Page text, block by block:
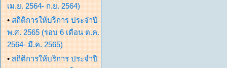
เม.ย. 2564- ก.ย. 2564)
• สถิติการให้บริการ ประจำปี
พ.ศ. 2565 (รอบ 6 เดือน ต.ค.
2564- มี.ค. 2565)
• สถิติการให้บริการ ประจำปี